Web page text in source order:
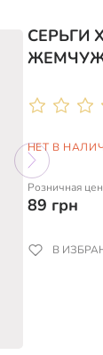
СЕРЬГИ
НЕТ В
Розничная
89 грн
В